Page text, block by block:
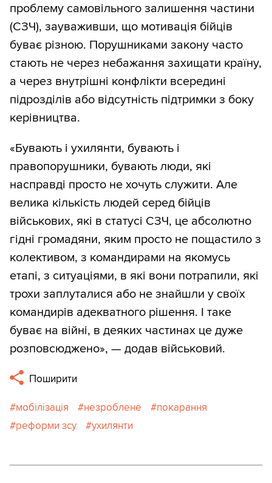
проблему самовільного залишення частини
(СЗЧ), зауваживши, що мотивація бійців
буває різною. Порушниками закону часто
стають не через небажання захищати країну,
а через внутрішні конфлікти всередині
підрозділів або відсутність підтримки з боку
керівництва.
«Бувають і ухилянти, бувають і
правопорушники, бувають люди, які
насправді просто не хочуть служити. Але
велика кількість людей серед бійців
військових, які в статусі СЗЧ, це абсолютно
гідні громадяни, яким просто не пощастило з
колективом, з командирами на якомусь
етапі, з ситуаціями, в які вони потрапили, які
трохи заплуталися або не знайшли у своїх
командирів адекватного рішення. І таке
буває на війні, в деяких частинах це дуже
розповсюджено», — додав військовий.
Поширити
мобілізація незроблене
покарання
реформи зсу
ухилянти